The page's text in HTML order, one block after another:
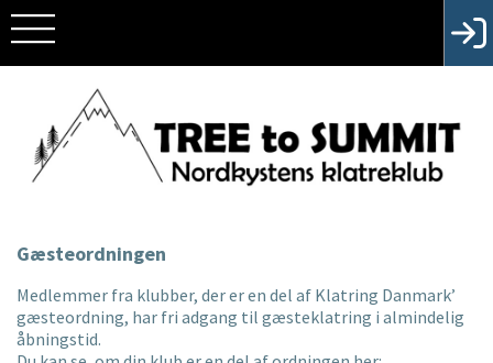
Gæsteordningen
Medlemmer fra klubber, der er en del af Klatring Danmark’
gæsteordning, har fri adgang til gæsteklatring i almindelig
åbningstid.